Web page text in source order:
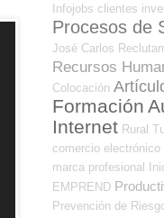
Infojobs clientes
Procesos de
José Carlos
Recursos
Colocación
Formación
Internet Rural
comercio electrónico
marca profesional
EMPREND
Prevención de